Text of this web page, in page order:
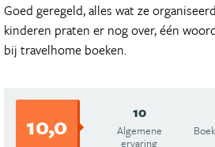
Goed geregeld, alles wat ze
kinderen praten er nog over, één
bij travelhome boeken.
10,0 10
Algemene
ervaring